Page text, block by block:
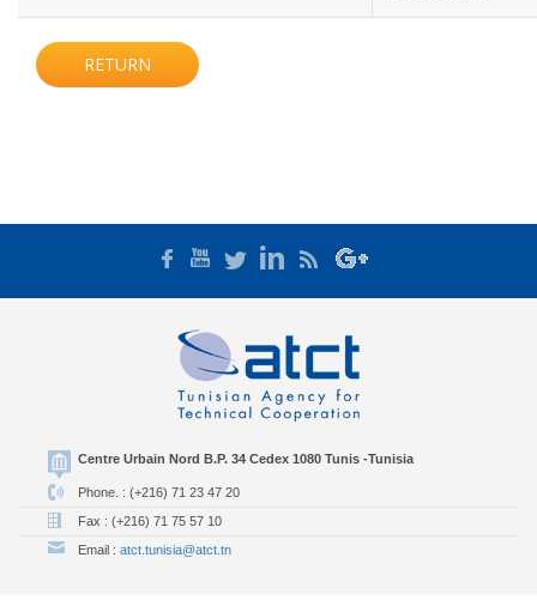
RETURN
Centre Urbain Nord B.P. 34 Cedex 1080 Tunis -Tunisia
Phone. : (+216) 71 23 47 20
Fax : (+216) 71 75 57 10
Email : atct.tunisia@atct.tn